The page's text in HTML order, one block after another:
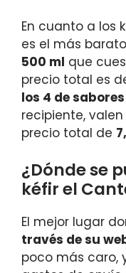
En cuanto a los
es el más
500 ml que
precio total es
los 4 de sabores
recipiente,
precio total de
¿Dónde se
kéfir el
El mejor lugar
través de su
poco más caro,